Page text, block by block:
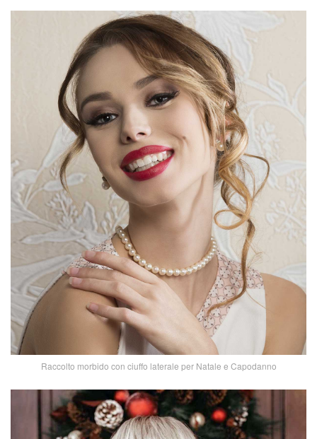
Raccolto morbido con ciuffo laterale per Natale e Capodanno